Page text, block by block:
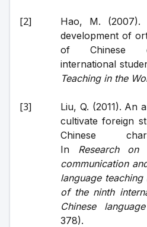
Hao, M. (2007).
development of
of Chinese
international
Teaching in the
Liu, Q. (2011). An
cultivate foreign
Chinese
In Research on
communication
language teaching
of the ninth
Chinese
378).